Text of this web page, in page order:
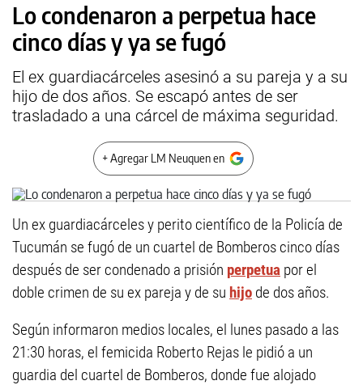
Lo condenaron a perpetua hace
cinco días y ya se fugó
El ex guardiacárceles asesinó a su pareja y a su
hijo de dos años. Se escapó antes de ser
trasladado a una cárcel de máxima seguridad.
+ Agregar LM Neuquen en
Un ex guardiacárceles y perito científico de la Policía de
Tucumán se fugó de un cuartel de Bomberos cinco días
después de ser condenado a prisión perpetua por el
doble crimen de su ex pareja y de su hijo de dos años.
Según informaron medios locales, el lunes pasado a las
21:30 horas, el femicida Roberto Rejas le pidió a un
guardia del cuartel de Bomberos, donde fue alojado